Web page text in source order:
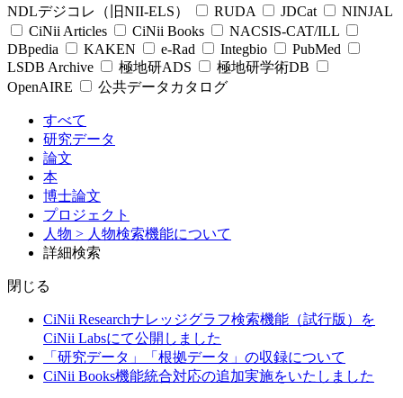
NDLデジコレ（旧NII-ELS）
RUDA JDCat
NINJAL
CiNii Articles
CiNii Books
NACSIS-CAT/ILL
DBpedia
KAKEN e-Rad Integbio
PubMed
LSDB Archive
極地研ADS
極地研学術DB
OpenAIRE
公共データカタログ
すべて
研究データ
論文
本
博士論文
プロジェクト
人物 > 人物検索機能について
詳細検索
閉じる
CiNii Researchナレッジグラフ検索機能（試行版）を
CiNii Labsにて公開しました
「研究データ」「根拠データ」の収録について
CiNii Books機能統合対応の追加実施をいたしました